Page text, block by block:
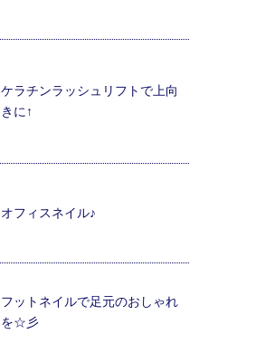
ケラチンラッシュリフトで上向
きに↑
オフィスネイル♪
フットネイルで足元のおしゃれ
を☆彡